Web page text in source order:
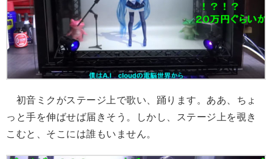
初音ミクがステージ上で歌い、踊ります。ああ、ちょ
っと手を伸ばせば届きそう。しかし、ステージ上を覗き
こむと、そこには誰もいません。